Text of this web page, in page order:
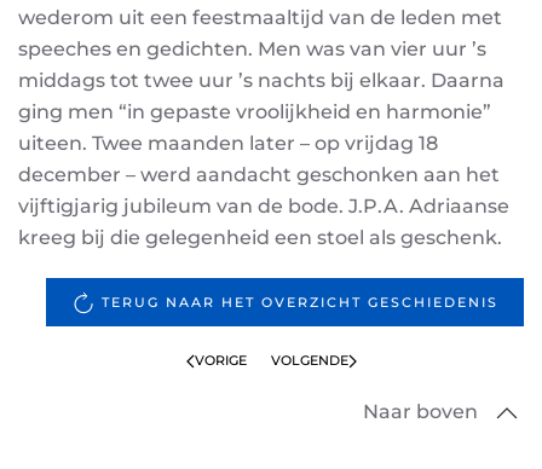
wederom uit een feestmaaltijd van de leden met
speeches en gedichten. Men was van vier uur ’s
middags tot twee uur ’s nachts bij elkaar. Daarna
ging men “in gepaste vroolijkheid en harmonie”
uiteen. Twee maanden later – op vrijdag 18
december – werd aandacht geschonken aan het
vijftigjarig jubileum van de bode. J.P.A. Adriaanse
kreeg bij die gelegenheid een stoel als geschenk.
TERUG NAAR HET OVERZICHT GESCHIEDENIS
VORIGE VOLGENDE
Naar boven